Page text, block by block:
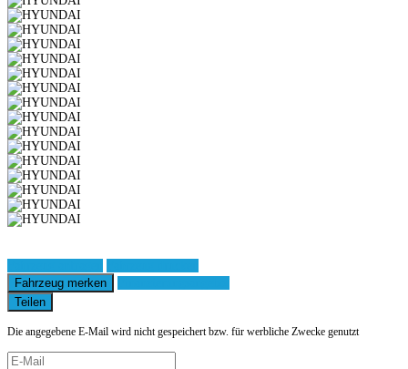
Fahrzeug merken
Teilen
Die angegebene E-Mail wird nicht gespeichert bzw. für werbliche Zwecke genutzt